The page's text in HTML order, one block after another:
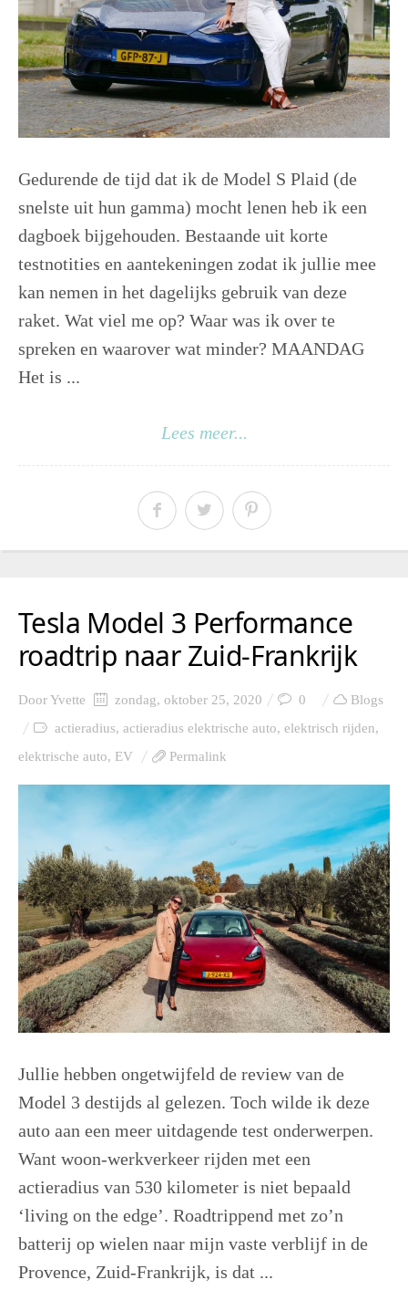
Gedurende de tijd dat ik de Model S Plaid (de
snelste uit hun gamma) mocht lenen heb ik een
dagboek bijgehouden. Bestaande uit korte
testnotities en aantekeningen zodat ik jullie mee
kan nemen in het dagelijks gebruik van deze
raket. Wat viel me op? Waar was ik over te
spreken en waarover wat minder? MAANDAG
Het is ...
Lees meer...
Tesla Model 3 Performance
roadtrip naar Zuid-Frankrijk
DoorYvette zondag, oktober 25, 2020 0
Blogs
actieradius, actieradius elektrische auto, elektrisch rijden,
elektrische auto, EV Permalink
Jullie hebben ongetwijfeld de review van de
Model 3 destijds al gelezen. Toch wilde ik deze
auto aan een meer uitdagende test onderwerpen.
Want woon-werkverkeer rijden met een
actieradius van 530 kilometer is niet bepaald
‘living on the edge’. Roadtrippend met zo’n
batterij op wielen naar mijn vaste verblijf in de
Provence, Zuid-Frankrijk, is dat ...